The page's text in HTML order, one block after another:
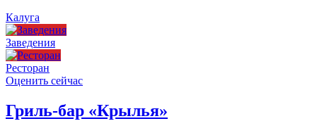
Калуга
Заведения
Ресторан
Оценить сейчас
Гриль-бар «Крылья»